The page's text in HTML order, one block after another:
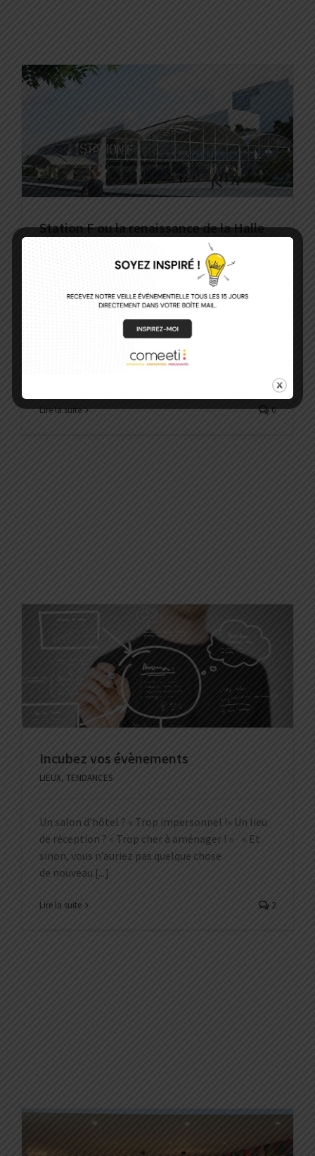
Station F ou la renaissance de la Halle
Freyssinet
LIEUX
NEWS ! La Station F vient d’annoncer son
inauguration pour fin Juin et l’ouverture de ses
espaces évènementiels pour septembre. Avec ses
34 000m2, le plus grand campus de start-ups au
Lire la suite 0
Incubez vos évènements
LIEUX, TENDANCES
Un salon d’hôtel ? « Trop impersonnel !» Un lieu
de réception ? « Trop cher à aménager ! » « Et
sinon, vous n’auriez pas quelque chose
de nouveau [...]
Lire la suite 2